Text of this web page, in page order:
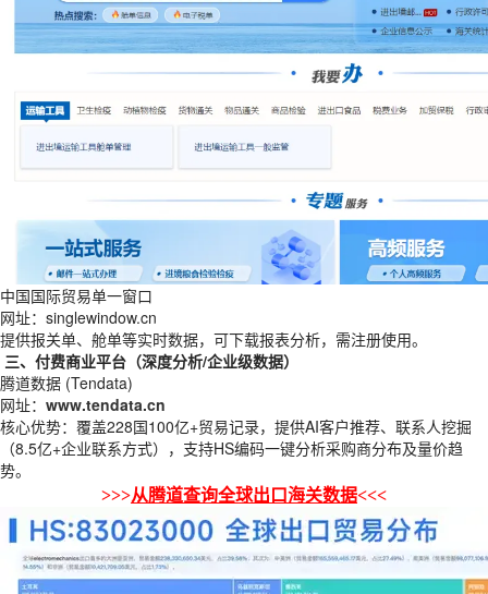
中国国际贸易单一窗口
网址：singlewindow.cn
提供报关单、舱单等实时数据，可下载报表分析，需注册使用。
三、付费商业平台（深度分析/企业级数据）
腾道数据 (Tendata)
网址： www.tendata.cn
核心优势：覆盖228国100亿+贸易记录，提供AI客户推荐、联系人挖掘
（8.5亿+企业联系方式），支持HS编码一键分析采购商分布及量价趋
势。
>>>从腾道查询全球出口海关数据<<<